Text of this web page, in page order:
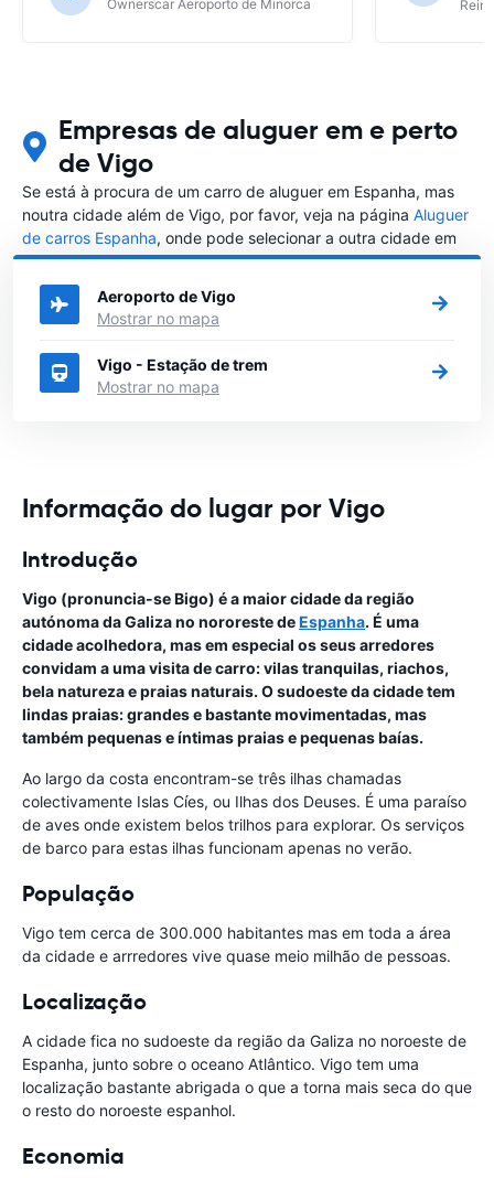
Ownerscar Aeroporto de Minorca
Empresas de aluguer em e perto
de Vigo
Se está à procura de um carro de aluguer em Espanha, mas
noutra cidade além de Vigo, por favor, veja na página Aluguer
de carros Espanha, onde pode selecionar a outra cidade em
Espanha que gostaria de alugar um carro
Aeroporto de Vigo
Mostrar no mapa
Vigo - Estação de trem
Mostrar no mapa
Informação do lugar por Vigo
Introdução
Vigo (pronuncia-se Bigo) é a maior cidade da região
autónoma da Galiza no nororeste deEspanha. É uma
cidade acolhedora, mas em especial os seus arredores
convidam a uma visita de carro: vilas tranquilas, riachos,
bela natureza e praias naturais. O sudoeste da cidade tem
lindas praias: grandes e bastante movimentadas, mas
também pequenas e íntimas praias e pequenas baías.
Ao largo da costa encontram-se três ilhas chamadas
colectivamente Islas Cíes, ou Ilhas dos Deuses. É uma paraíso
de aves onde existem belos trilhos para explorar. Os serviços
de barco para estas ilhas funcionam apenas no verão.
População
Vigo tem cerca de 300.000 habitantes mas em toda a área
da cidade e arrredores vive quase meio milhão de pessoas.
Localização
A cidade fica no sudoeste da região da Galiza no noroeste de
Espanha, junto sobre o oceano Atlântico. Vigo tem uma
localização bastante abrigada o que a torna mais seca do que
o resto do noroeste espanhol.
Economia